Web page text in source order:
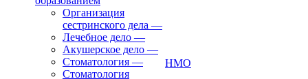
Организация
сестринского дела —
Лечебное дело —
Акушерское дело —
Стоматология —
Стоматология
НМО